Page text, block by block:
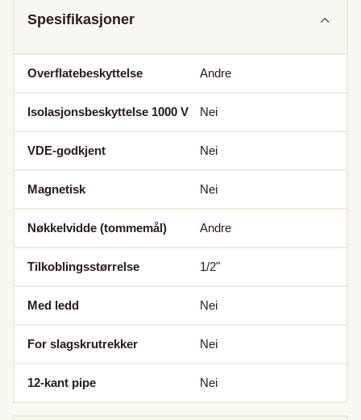
Spesifikasjoner
Overflatebeskyttelse Andre
Isolasjonsbeskyttelse 1000 V Nei
VDE-godkjent Nei
Magnetisk Nei
Nøkkelvidde (tommemål) Andre
Tilkoblingsstørrelse 1/2"
Med ledd Nei
For slagskrutrekker Nei
12-kant pipe Nei